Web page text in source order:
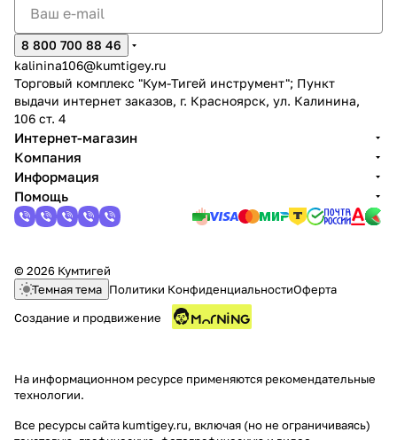
8 800 700 88 46
kalinina106@kumtigey.ru
Торговый комплекс "Кум-Тигей инструмент"; Пункт
выдачи интернет заказов, г. Красноярск, ул. Калинина,
106 ст. 4
Интернет-магазин
Компания
Информация
Помощь
© 2026 Кумтигей
Темная тема Политики КонфиденциальностиОферта
Создание и продвижение
На информационном ресурсе применяются рекомендательные
технологии.
Все ресурсы сайта kumtigey.ru, включая (но не ограничиваясь)